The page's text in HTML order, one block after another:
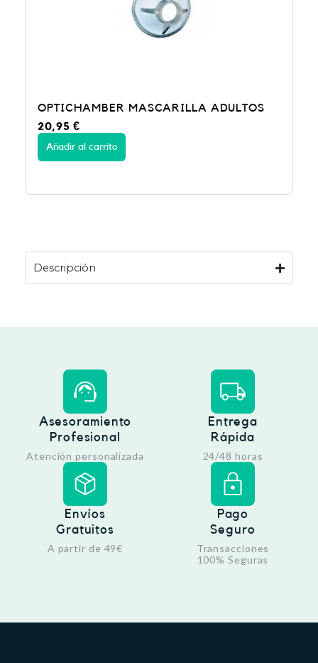
OPTICHAMBER MASCARILLA ADULTOS
20,95€
Añadir al carrito
Descripción
Asesoramiento
Profesional
Atención personalizada
Entrega
Rápida
24/48 horas
Envíos
Gratuitos
A partir de 49€
Pago
Seguro
Transacciones
100% Seguras